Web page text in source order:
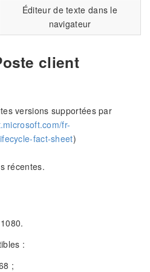
Éditeur de texte dans le
navigateur
client
versions supportées par
fr-
fact-sheet)
récentes.
:
;